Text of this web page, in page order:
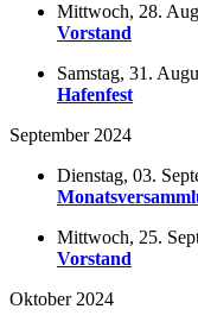
Mittwoch, 28.
Vorstand
Samstag, 31.
Hafenfest
September 2024
Dienstag, 03.
Mittwoch, 25.
Vorstand
Oktober 2024